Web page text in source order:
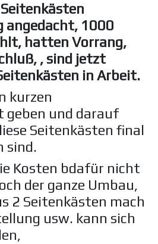
angedacht, 1000
hatten Vorrang,
, sind jetzt
in Arbeit.
kurzen
geben und darauf
Seitenkästen final
sind.
Kosten bdafür nicht
der ganze Umbau,
2 Seitenkästen mach
usw. kann sich